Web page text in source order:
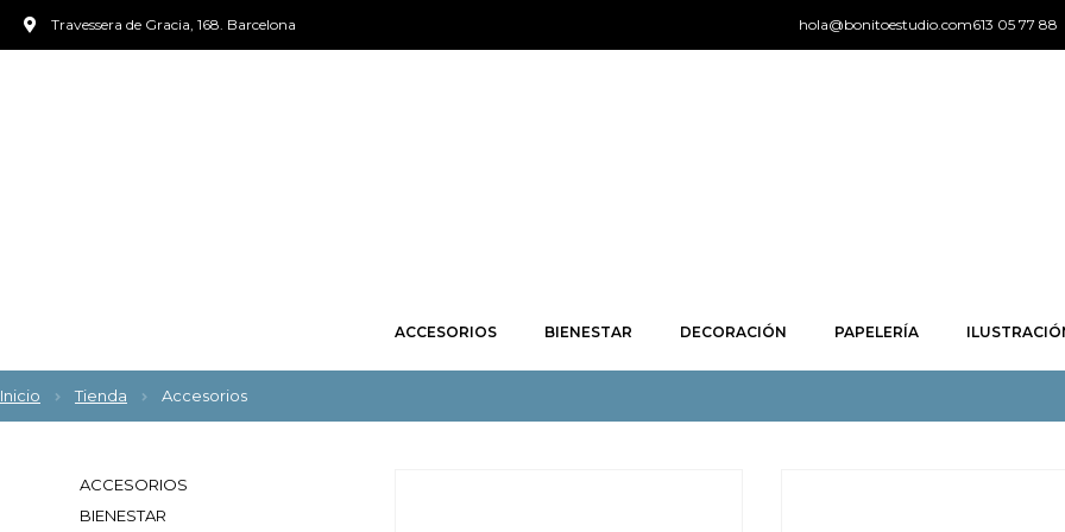
Travessera de Gracia, 168. Barcelona hola@bonitoestudio.com613 05 77 88
ACCESORIOS BIENESTAR DECORACIÓN PAPELERÍA
Inicio Tienda Accesorios
ACCESORIOS
BIENESTAR